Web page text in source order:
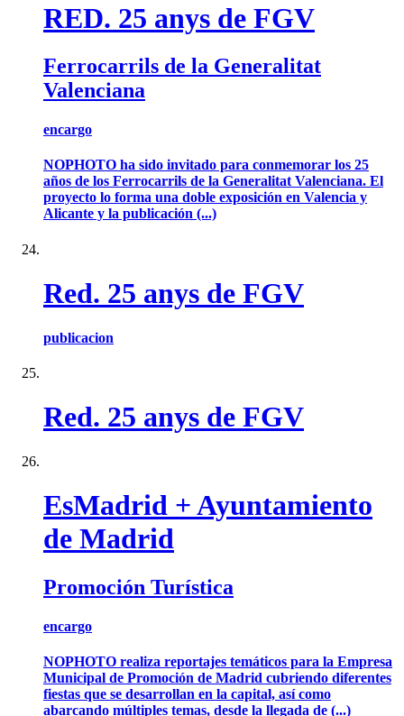
RED. 25 anys de FGV
Ferrocarrils de la Generalitat
Valenciana
encargo
NOPHOTO ha sido invitado para conmemorar los 25
años de los Ferrocarrils de la Generalitat Valenciana. El
proyecto lo forma una doble exposición en Valencia y
Alicante y la publicación (...)
Red. 25 anys de FGV
publicacion
Red. 25 anys de FGV
EsMadrid + Ayuntamiento
de Madrid
Promoción Turística
encargo
NOPHOTO realiza reportajes temáticos para la Empresa
Municipal de Promoción de Madrid cubriendo diferentes
fiestas que se desarrollan en la capital, así como
abarcando múltiples temas, desde la llegada de (...)